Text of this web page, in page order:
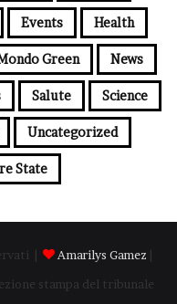
Events Health
Green News
Salute Science
Uncategorized
State
| Amarilys Gamez |
stampa del tribunale